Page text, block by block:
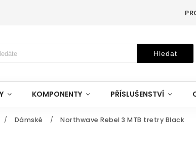
Hledat
KOMPONENTY PŘÍSLUŠENSTVÍ
/ Dámské / Northwave Rebel 3 MTB tretry Black